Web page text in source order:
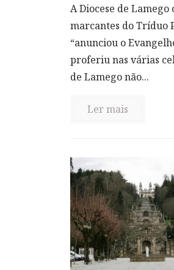
A Diocese de
marcantes do Tríduo
“anunciou o
proferiu nas várias
de Lamego não...
Ler mais